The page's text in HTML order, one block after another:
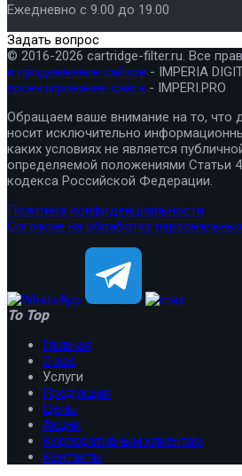
Ежедневно с 9.00 до 19.00
Задать вопрос
© 2016-2026 cartridge-filter.ru. Все
и продвижение сайтов - IMPERIA
проектирование сайта - IMPERI.PRO
Обращаем ваше внимание на то, что
носит исключительно
каких условиях не является
определяемой положениями Статьи
кодекса Российской Федерации.
Политика конфиденциальности
Согласие на обработку
To Top
Главная
О нас
Услуги
Продукция
Цены
Акции
Корпоративным клиентам
Контакты